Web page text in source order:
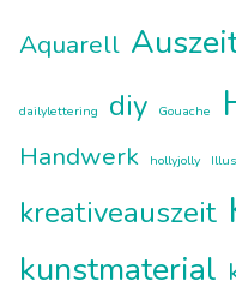
Aquarell
dailylettering diy Gouache
Handwerk hollyjolly
kreativeauszeit
kunstmaterial